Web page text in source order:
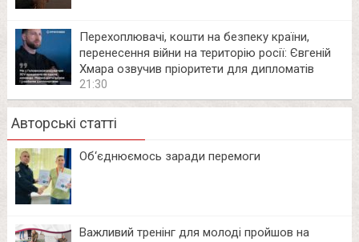
Перехоплювачі, кошти на безпеку країни,
перенесення війни на територію росії: Євгеній
Хмара озвучив пріоритети для дипломатів
21:30
Авторські статті
Об‘єднюємось заради перемоги
Важливий тренінг для молоді пройшов на